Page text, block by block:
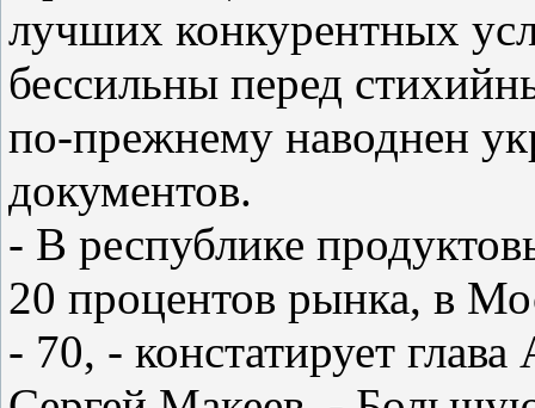
лучших конкурентных
бессильны перед
по-прежнему наводнен
документов.
- В республике
20 процентов рынка, в
- 70, - констатирует